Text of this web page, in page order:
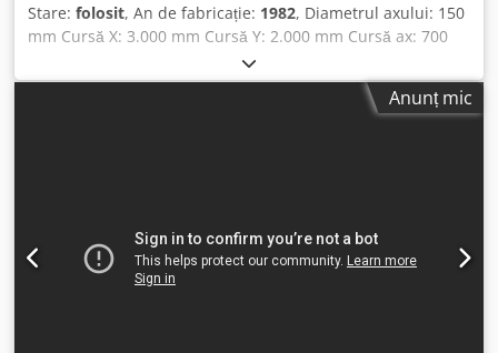
Stare: folosit, An de fabricație: 1982, Diametrul axului: 150
mm Cursă X: 3.000 mm Cursă Y: 2.000 mm Cursă ax: 700
mm Manșon de sprijin: deplasare orizontală 700 mm
Dimensiuni manșon de sprijin: 340 x 340 mm Prindere ax:
ISO 50 Turații ax: 2 - 2.500 rpm Avans: 5.000 mm/minAnunț mic